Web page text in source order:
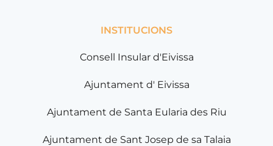
INSTITUCIONS
Consell Insular d'Eivissa
Ajuntament d' Eivissa
Ajuntament de Santa Eularia des Riu
Ajuntament de Sant Josep de sa Talaia